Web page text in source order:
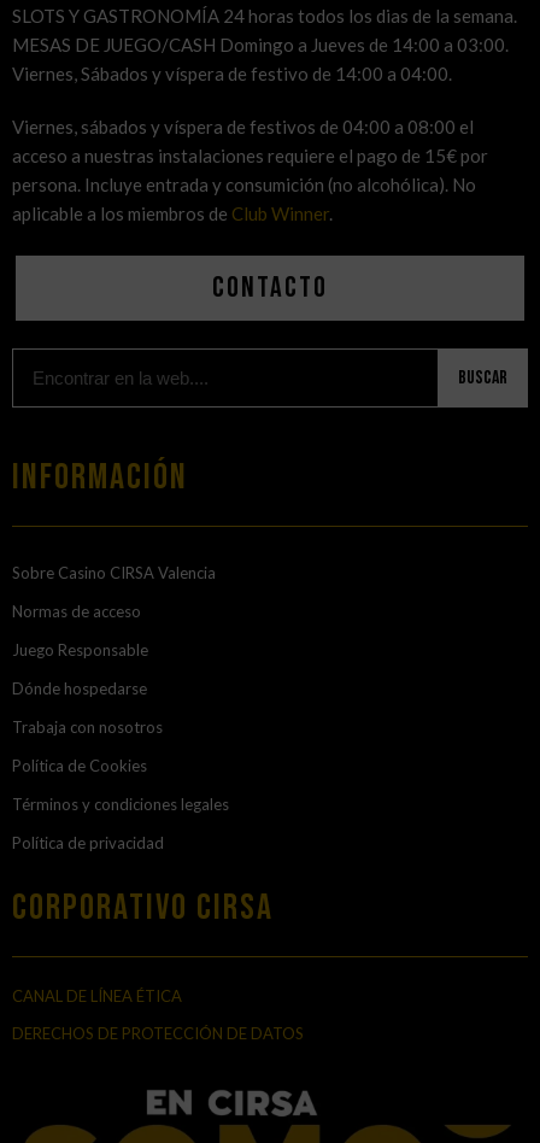
SLOTS Y GASTRONOMÍA 24 horas todos los dias de la semana.
MESAS DE JUEGO/CASH Domingo a Jueves de 14:00 a 03:00.
Viernes, Sábados y víspera de festivo de 14:00 a 04:00.
Viernes, sábados y víspera de festivos de 04:00 a 08:00 el
acceso a nuestras instalaciones requiere el pago de 15€ por
persona. Incluye entrada y consumición (no alcohólica). No
aplicable a los miembros de Club Winner.
Contacto
Buscar
Información
Sobre Casino CIRSA Valencia
Normas de acceso
Juego Responsable
Dónde hospedarse
Trabaja con nosotros
Política de Cookies
Términos y condiciones legales
Política de privacidad
Corporativo Cirsa
CANAL DE LÍNEA ÉTICA
DERECHOS DE PROTECCIÓN DE DATOS